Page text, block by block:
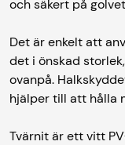
och säkert på
Det är enkelt att
det i önskad
ovanpå.
hjälper till att hålla
Tvärnit är ett vitt